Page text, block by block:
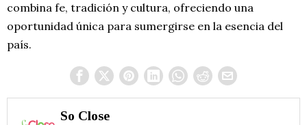
combina fe, tradición y cultura, ofreciendo una
oportunidad única para sumergirse en la esencia del
país.
So Close